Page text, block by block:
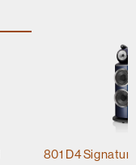
801 D4